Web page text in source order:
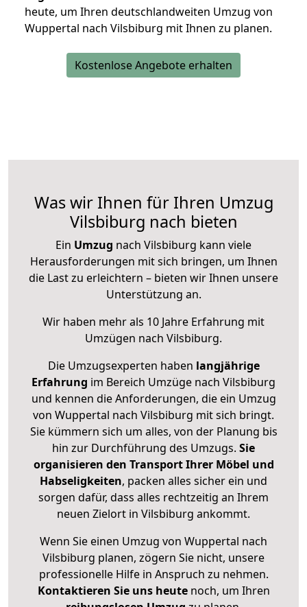
heute, um Ihren deutschlandweiten Umzug von
Wuppertal nach Vilsbiburg mit Ihnen zu planen.
Kostenlose Angebote erhalten
Was wir Ihnen für Ihren Umzug
Vilsbiburg nach bieten
Ein Umzug nach Vilsbiburg kann viele
Herausforderungen mit sich bringen, um Ihnen
die Last zu erleichtern – bieten wir Ihnen unsere
Unterstützung an.
Wir haben mehr als 10 Jahre Erfahrung mit
Umzügen nach Vilsbiburg.
Die Umzugsexperten haben langjährige
Erfahrung im Bereich Umzüge nach Vilsbiburg
und kennen die Anforderungen, die ein Umzug
von Wuppertal nach Vilsbiburg mit sich bringt.
Sie kümmern sich um alles, von der Planung bis
hin zur Durchführung des Umzugs. Sie
organisieren den Transport Ihrer Möbel und
Habseligkeiten, packen alles sicher ein und
sorgen dafür, dass alles rechtzeitig an Ihrem
neuen Zielort in Vilsbiburg ankommt.
Wenn Sie einen Umzug von Wuppertal nach
Vilsbiburg planen, zögern Sie nicht, unsere
professionelle Hilfe in Anspruch zu nehmen.
Kontaktieren Sie uns heutenoch, um Ihren